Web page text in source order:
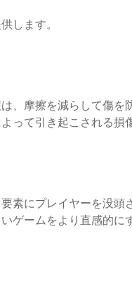
します。
、摩擦を減らして傷を
て引き起こされる損
素にプレイヤーを没
ームをより直感的に